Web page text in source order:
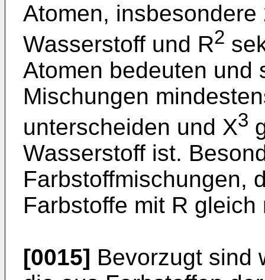
Atomen,
Wasserstoff und R2
Atomen bedeuten und
Mischungen
unterscheiden und X3
Wasserstoff ist.
Farbstoffmischungen,
Farbstoffe mit R
[0015] Bevorzugt sind